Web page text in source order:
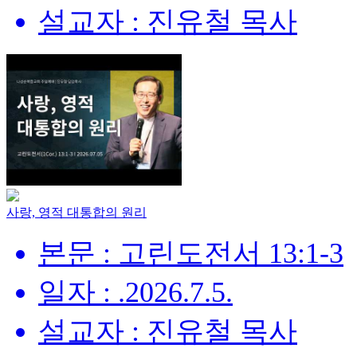
설교자 : 진유철 목사
사랑, 영적 대통합의 원리
본문 : 고린도전서 13:1-3
일자 : .2026.7.5.
설교자 : 진유철 목사